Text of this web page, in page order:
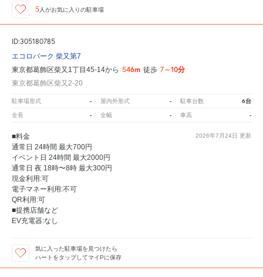
5 人がお気に入りの駐車場
ID:305180785
エコロパーク 柴又第7
東京都葛飾区柴又1丁目45-14から 546m 徒歩 7～10分
東京都葛飾区柴又2-20
駐車場形式 - 屋内外形式 - 駐車台数 6台
全長 - 全幅 - 車高 -
2026年7月24日 更新
■料金
通常日 24時間 最大700円
イベント日 24時間 最大2000円
通常日 夜 18時〜8時 最大300円
現金利用:可
電子マネー利用:不可
QR利用:可
■提携店舗など
EV充電器:なし
気に入った駐車場を見つけたら
ハートをタップしてマイPに保存